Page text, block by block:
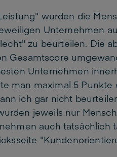
wurden die
Unternehmen
zu beurteilen. Die
Gesamtscore
Unternehmen
man maximal 5 Punkte
ich gar nicht
jeweils nur
auch tatsächlich